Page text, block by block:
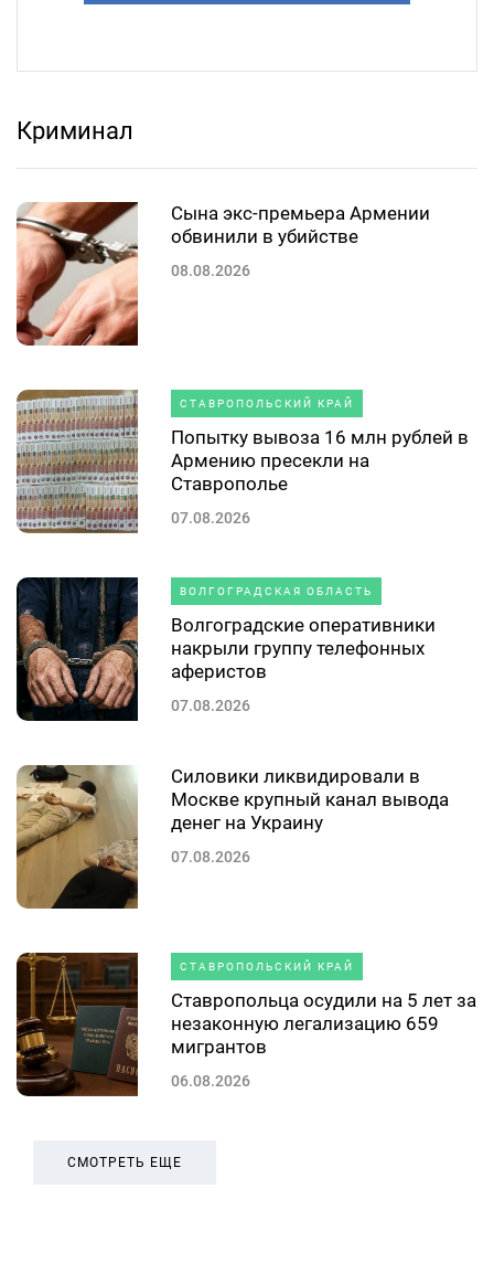
Криминал
Сына экс-премьера Армении
обвинили в убийстве
08.08.2026
СТАВРОПОЛЬСКИЙ КРАЙ
Попытку вывоза 16 млн рублей в
Армению пресекли на
Ставрополье
07.08.2026
ВОЛГОГРАДСКАЯ ОБЛАСТЬ
Волгоградские оперативники
накрыли группу телефонных
аферистов
07.08.2026
Силовики ликвидировали в
Москве крупный канал вывода
денег на Украину
07.08.2026
СТАВРОПОЛЬСКИЙ КРАЙ
Ставропольца осудили на 5 лет за
незаконную легализацию 659
мигрантов
06.08.2026
СМОТРЕТЬ ЕЩЕ